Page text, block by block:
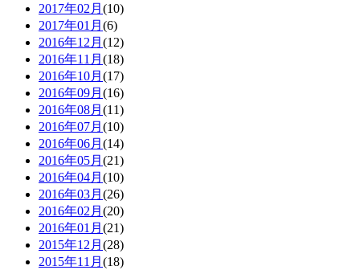
2017年02月 (10)
2017年01月 (6)
2016年12月 (12)
2016年11月 (18)
2016年10月 (17)
2016年09月 (16)
2016年08月 (11)
2016年07月 (10)
2016年06月 (14)
2016年05月 (21)
2016年04月 (10)
2016年03月 (26)
2016年02月 (20)
2016年01月 (21)
2015年12月 (28)
2015年11月 (18)